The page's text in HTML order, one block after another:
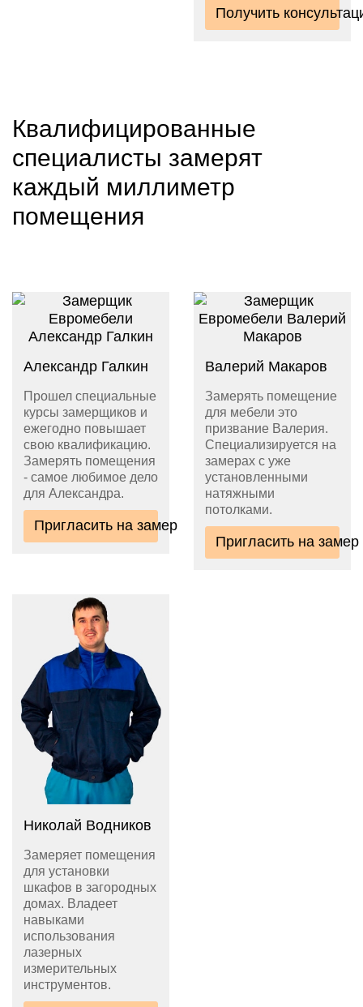
Получить
Квалифицированные
специалисты замерят
каждый миллиметр
помещения
Александр Галкин
Прошел специальные
курсы замерщиков и
ежегодно повышает
свою квалификацию.
Замерять помещения
- самое любимое дело
для Александра.
Пригласить на замер
Валерий Макаров
Замерять помещение
для мебели это
призвание Валерия.
Специализируется на
замерах с уже
установленными
натяжными
потолками.
Пригласить на замер
Николай Водников
Замеряет помещения
для установки
шкафов в загородных
домах. Владеет
навыками
использования
лазерных
измерительных
инструментов.